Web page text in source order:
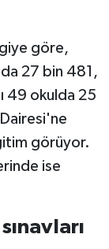
göre,
27 bin 481,
49 okulda 25
görüyor.
ise